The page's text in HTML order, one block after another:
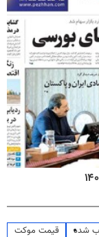
شده
قیمت موکت